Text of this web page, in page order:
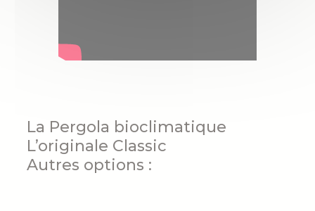
La Pergola bioclimatique
L’originale Classic
Autres options :